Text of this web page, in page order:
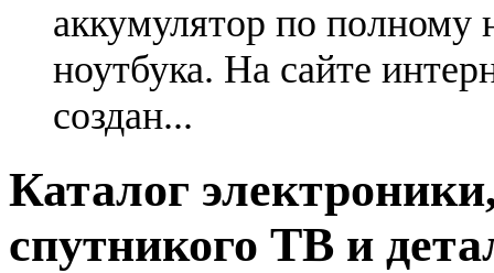
аккумулятор по
ноутбука. На сайте
создан...
Каталог
спутникого ТВ и